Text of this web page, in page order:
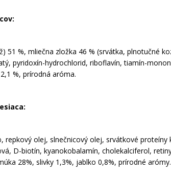
51 %, mliečna zložka 46 % (srvátka, plnotučné
pyridoxín-hydrochlorid, riboflavín, tiamín-
%, prírodná aróma.
repkový olej, slnečnicový olej, srvátkové
D-biotín, kyanokobalamín, cholekalciferol,
28%, slivky 1,3%, jablko 0,8%, prírodné arómy.